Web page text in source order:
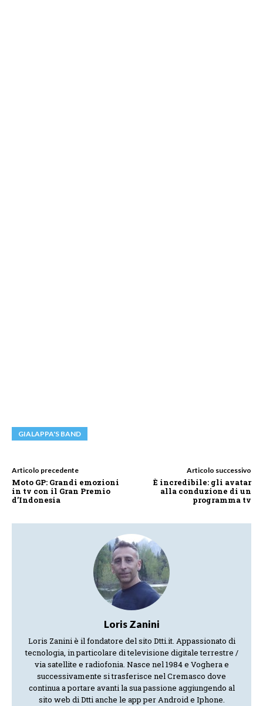
GIALAPPA'S BAND
Articolo precedente
Moto GP: Grandi emozioni
in tv con il Gran Premio
d’Indonesia
Articolo successivo
È incredibile: gli avatar
alla conduzione di un
programma tv
Loris Zanini
Loris Zanini è il fondatore del sito Dtti.it. Appassionato di
tecnologia, in particolare di televisione digitale terrestre /
via satellite e radiofonia. Nasce nel 1984 e Voghera e
successivamente si trasferisce nel Cremasco dove
continua a portare avanti la sua passione aggiungendo al
sito web di Dtti anche le app per Android e Iphone.